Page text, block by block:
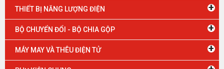
THIẾT BỊ NĂNG LƯỢNG ĐIỆN +
BỘ CHUYỂN ĐỔI - BỘ CHIA GỘP +
MÁY MAY VÀ THÊU ĐIỆN TỬ +